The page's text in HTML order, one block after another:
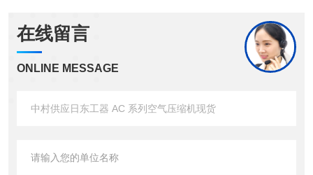
在线留言
ONLINE MESSAGE